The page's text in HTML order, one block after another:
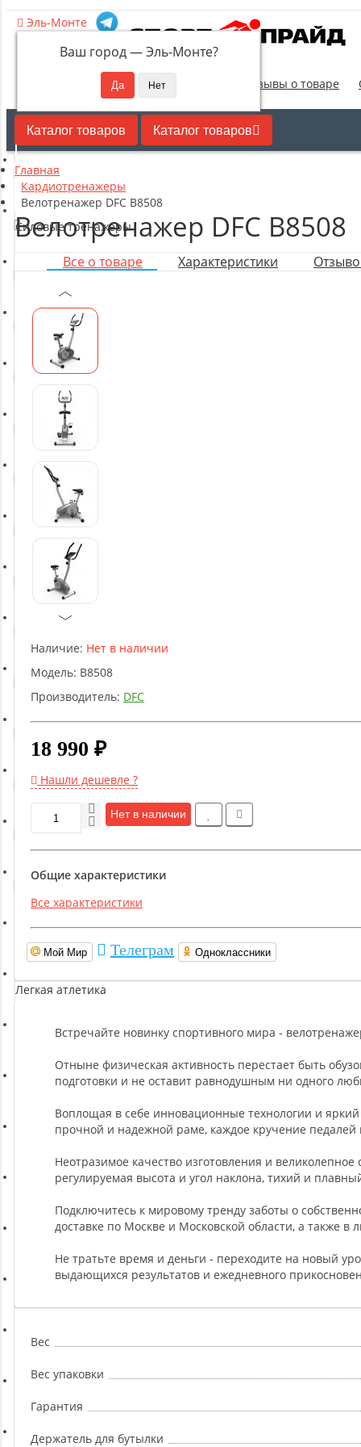
Эль-Монте
Ваш город —Эль-Монте?
Отзывы о товаре
Каталог товаров Каталог товаров
Кардиотренажеры
Силовые тренажеры
Оборудование для настольного тенниса
Батуты
Баскетбольное оборудование
Массажное оборудование
Игротека
Детское оборудование
Аэробика и фитнес
Функциональный тренинг
Йога и пилатес
Инверсионные столы
Легкая атлетика
Прочее оборудование (пьедесталы и скамьи для раздевалок)
Ремни, Пояса и Упряжи
Новинки
Главная
Кардиотренажеры
Велотренажер DFC B8508
Велотренажер DFC B8508
Все о товаре Характеристики
Наличие: Нет в наличии
Модель: B8508
Производитель: DFC
18 990 ₽
Нашли дешевле ?
Нет в наличии
Общие характеристики
Все характеристики
Мой Мир Телеграм Одноклассники
Встречайте новинку спортивного мира -
Отныне физическая активность перестает быть
подготовки и не оставит равнодушным ни одного
Воплощая в себе инновационные технологии и
прочной и надежной раме, каждое кручение
Неотразимое качество изготовления и
регулируемая высота и угол наклона, тихий и
Подключитесь к мировому тренду заботы о
доставке по Москве и Московской области, а также
Не тратьте время и деньги - переходите на новый
выдающихся результатов и ежедневного
Вес
Вес упаковки
Гарантия
Держатель для бутылки